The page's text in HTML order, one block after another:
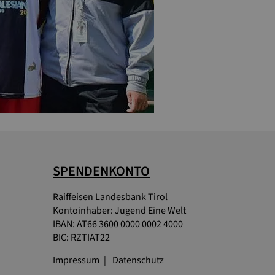
SPENDENKONTO
Raiffeisen Landesbank Tirol
Kontoinhaber: Jugend Eine Welt
IBAN: AT66 3600 0000 0002 4000
BIC: RZTIAT22
Impressum
Datenschutz